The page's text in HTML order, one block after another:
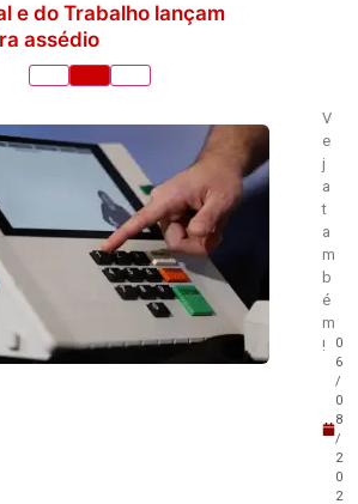
e do Trabalho lançam
assédio
V
e
j
a
t
a
m
b
é
m
!
0
6
/
0
8
/
2
0
2